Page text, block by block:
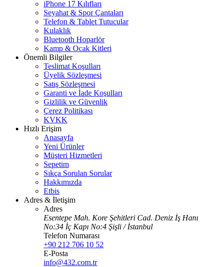
iPhone 17 Kılıfları
Seyahat & Spor Çantaları
Telefon & Tablet Tutucular
Kulaklık
Bluetooth Hoparlör
Kamp & Ocak Kitleri
Önemli Bilgiler
Teslimat Koşulları
Üyelik Sözleşmesi
Satış Sözleşmesi
Garanti ve İade Koşulları
Gizlilik ve Güvenlik
Çerez Politikası
KVKK
Hızlı Erişim
Anasayfa
Yeni Ürünler
Müşteri Hizmetleri
Sepetim
Sıkça Sorulan Sorular
Hakkımızda
Etbis
Adres & İletişim
Adres
Esentepe Mah. Kore Şehitleri Cad. Deniz İş Hanı
No:34 İç Kapı No:4 Şişli / İstanbul
Telefon Numarası
+90 212 706 10 52
E-Posta
info@432.com.tr